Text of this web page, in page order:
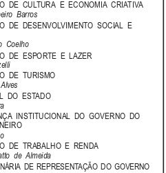
DE  CULTURA  E  ECONOMIA  CRIATIVA
Barros
DE  DESENVOLVIMENTO  SOCIAL  E
Coelho
DE  ESPORTE  E  LAZER
DE  TURISMO
DO  ESTADO
INSTITUCIONAL  DO  GOVERNO  DO
DE  TRABALHO  E  RENDA
de  Almeida
DE  REPRESENTAÇÃO  DO  GOVERNO